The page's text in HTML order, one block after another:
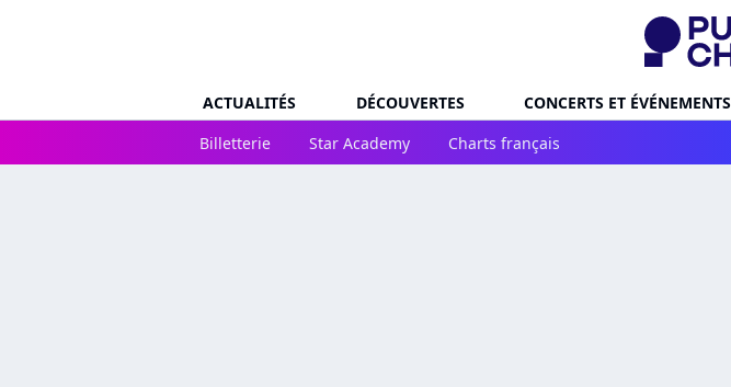
ACTUALITÉS DÉCOUVERTES CONCERTS ET ÉVÉNEMENTS
Billetterie
Star Academy Charts français